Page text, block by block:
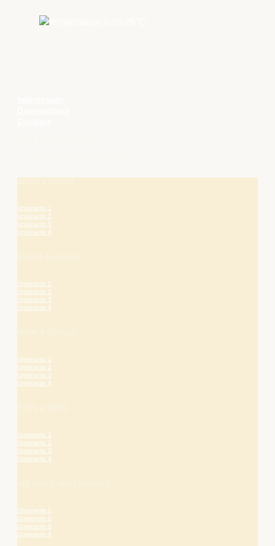
Unterseite 1
Unterseite 2
Unterseite 3
Unterseite 4
Unterseite 1
Unterseite 2
Unterseite 3
Unterseite 4
Unterseite 1
Unterseite 2
Unterseite 3
Unterseite 4
Unterseite 1
Unterseite 2
Unterseite 3
Unterseite 4
Unterseite 1
Unterseite 2
Unterseite 3
Unterseite 4